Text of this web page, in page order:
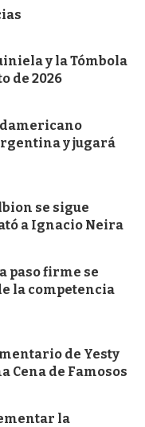
y la Tómbola
de 2026
y jugará
se sigue
a Ignacio Neira
paso firme se
la competencia
de Yesty
Cena de Famosos
la